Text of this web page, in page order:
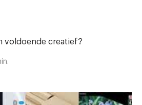
voldoende creatief?